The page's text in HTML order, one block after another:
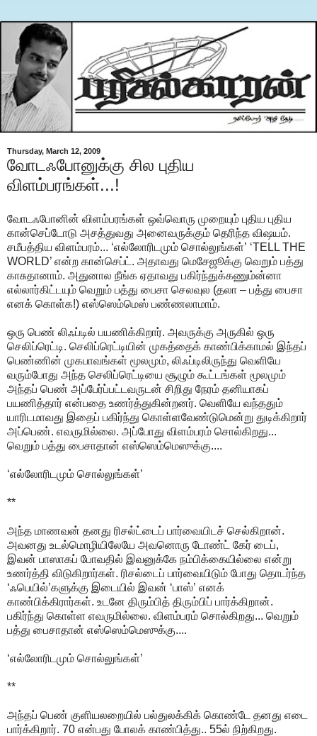
Thursday, March 12, 2009
வோடஃபோனுக்கு சில புதிய
விளம்பரங்கள்...!
வோடஃபோனின் விளம்பரங்கள் ஒவ்வொரு முறையும் புதிய புதிய
கான்செப்டோடு அசத்துவது அனைவருக்கும் தெரிந்த விஷயம்.
சமீபத்திய விளம்பரம்... ‘எல்லோரிடமும் சொல்லுங்கள்’ ‘TELL THE
WORLD’ என்ற கான்செப்ட். அதாவது மெசேஜூக்கு வெறும் பத்து
காசுதானாம். அதுனால நீங்க ஏதாவது பகிர்ந்துக்கணும்ன்னா
எல்லார்கிட்டயும் வெறும் பத்து பைசா செலவுல (தலா – பத்து பைசா
எனக் கொள்க!) எஸ்ஸெம்மெஸ் பண்ணலாமாம்.
ஒரு பெண் லிஃப்டில் பயணிக்கிறார். அவருக்கு அருகில் ஒரு
செலிப்ரெட்டி. செலிப்ரெட்டியின் முகத்தைக் காண்பிக்காமல் இந்தப்
பெண்ணின் முகபாவங்கள் மூலமும், லிஃப்டிலிருந்து வெளியே
வரும்போது அந்த செலிப்ரெட்டியை சூழும் கூட்டங்கள் மூலமும்
அந்தப் பெண் அப்பேர்ப்பட்டவருடன் சிறிது நேரம் தனியாகப்
பயணித்தார் என்பதை உணர்த்துகின்றனர். வெளியே வந்ததும்
யாரிடமாவது இதைப் பகிர்ந்து கொள்ளவேண்டுமென்று துடிக்கிறார்
அப்பெண். எவருமில்லை. அப்போது விளம்பரம் சொல்கிறது...
வெறும் பத்து பைசாதான் எஸ்ஸெம்மெஸுக்கு....
‘எல்லோரிடமும் சொல்லுங்கள்’
**
அந்த மாணவன் தனது ரிசல்ட்டைப் பார்வையிடச் செல்கிறான்.
அவனது உடல்மொழியிலேயே அவனொரு டோண்ட் கேர் டைப்,
இவன் பாஸாகப் போவதில் இவனுக்கே நம்பிக்கையில்லை என்று
உணர்த்தி விடுகிறார்கள். ரிசல்டைப் பார்வையிடும் போது தொடர்ந்த
‘ஃபெயில்’களுக்கு இடையில் இவன் ‘பாஸ்’ எனக்
காண்பிக்கிரார்கள். உடனே திரும்பித் திரும்பிப் பார்க்கிறான்.
பகிர்ந்து கொள்ள எவருமில்லை. விளம்பரம் சொல்கிறது... வெறும்
பத்து பைசாதான் எஸ்ஸெம்மெஸுக்கு....
‘எல்லோரிடமும் சொல்லுங்கள்’
**
அந்தப் பெண் குளியலறையில் பல்துலக்கிக் கொண்டே தனது எடை
பார்க்கிறார். 70 என்பது போலக் காண்பித்து.. 55ல் நிற்கிறது.